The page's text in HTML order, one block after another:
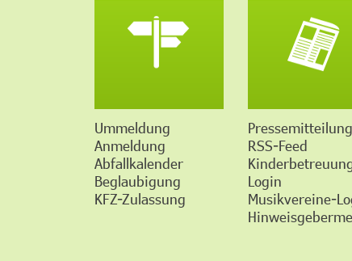
Ummeldung
Anmeldung
Abfallkalender
Beglaubigung
KFZ-Zulassung
RSS-Feed
Login
Musikvereine-